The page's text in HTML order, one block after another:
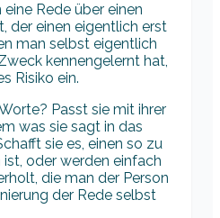
Rede über einen
der einen eigentlich erst
man selbst eigentlich
kennengelernt hat,
Risiko ein.
Passt sie mit ihrer
was sie sagt in das
sie es, einen so zu
oder werden einfach
die man der Person
der Rede selbst